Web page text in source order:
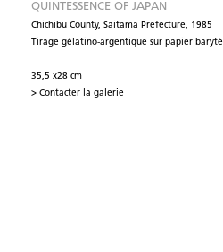
QUINTESSENCE OF JAPAN
Chichibu County, Saitama Prefecture, 1985
Tirage gélatino-argentique sur papier baryté
35,5 x28 cm
> Contacter la galerie